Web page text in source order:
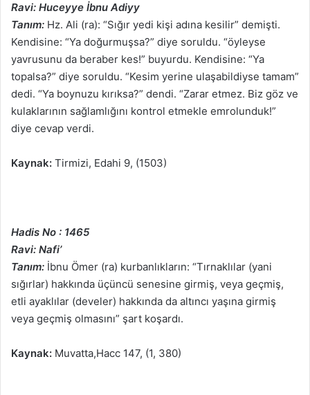
Ravi: Huceyye İbnu Adiyy
Tanım: Hz. Ali (ra): “Sığır yedi kişi adına kesilir” demişti.
Kendisine: “Ya doğurmuşsa?” diye soruldu. “öyleyse
yavrusunu da beraber kes!” buyurdu. Kendisine: “Ya
topalsa?” diye soruldu. “Kesim yerine ulaşabildiyse tamam”
dedi. “Ya boynuzu kırıksa?” dendi. “Zarar etmez. Biz göz ve
kulaklarının sağlamlığını kontrol etmekle emrolunduk!”
diye cevap verdi.
Kaynak: Tirmizi, Edahi 9, (1503)
Hadis No : 1465
Ravi: Nafi’
Tanım: İbnu Ömer (ra) kurbanlıkların: “Tırnaklılar (yani
sığırlar) hakkında üçüncü senesine girmiş, veya geçmiş,
etli ayaklılar (develer) hakkında da altıncı yaşına girmiş
veya geçmiş olmasını” şart koşardı.
Kaynak: Muvatta,Hacc 147, (1, 380)